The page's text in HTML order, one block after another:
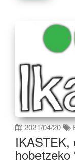
2021/04/20
IKASTEK,
hobetzeko